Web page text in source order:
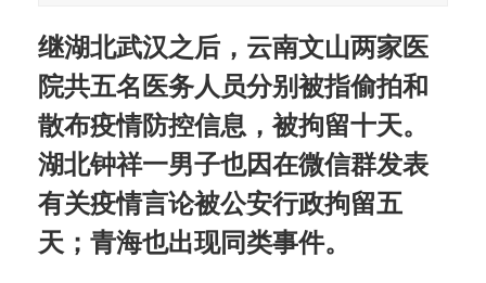
继湖北武汉之后，云南文山两家医
院共五名医务人员分别被指偷拍和
散布疫情防控信息，被拘留十天。
湖北钟祥一男子也因在微信群发表
有关疫情言论被公安行政拘留五
天；青海也出现同类事件。